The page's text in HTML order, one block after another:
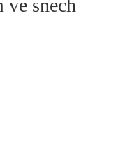
ve snech